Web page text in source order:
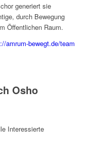
generiert sie
durch Bewegung
Öffentlichen Raum.
amrum-bewegt.de/team
Osho
Interessierte